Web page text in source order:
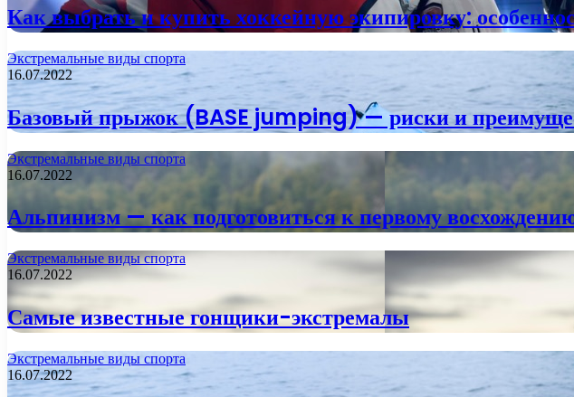
Как выбрать и купить хоккейную экипировку:
Экстремальные виды спорта
16.07.2022
Базовый прыжок (BASE jumping) — риски и
Экстремальные виды спорта
16.07.2022
Альпинизм — как подготовиться к первому
Экстремальные виды спорта
16.07.2022
Самые известные гонщики-экстремалы
Экстремальные виды спорта
16.07.2022